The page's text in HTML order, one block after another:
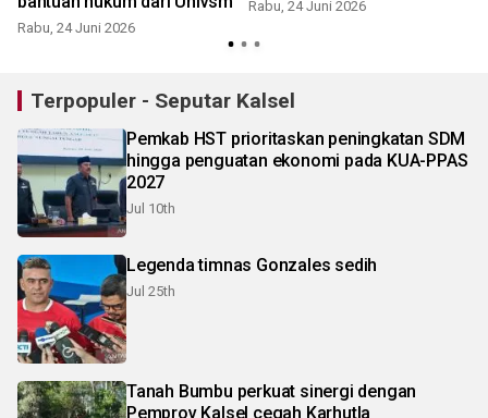
Rabu, 24 Juni 2026
Rabu, 24 Juni 2026
Terpopuler - Seputar Kalsel
Pemkab HST prioritaskan peningkatan SDM
hingga penguatan ekonomi pada KUA-PPAS
2027
Jul 10th
Legenda timnas Gonzales sedih
Jul 25th
Tanah Bumbu perkuat sinergi dengan
Pemprov Kalsel cegah Karhutla